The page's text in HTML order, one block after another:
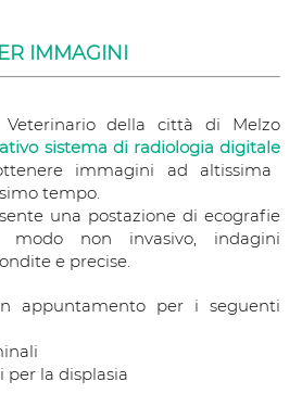
IMMAGINI
Veterinario della città di Melzo
sistema di radiologia digitale
immagini ad altissima
tempo.
una postazione di ecografie
non invasivo, indagini
e precise.
appuntamento per i seguenti
per la displasia